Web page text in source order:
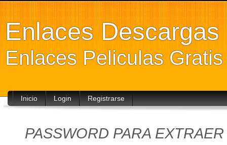
Enlaces
Enlaces Peliculas
Inicio Login Registrarse
PASSWORD PARA